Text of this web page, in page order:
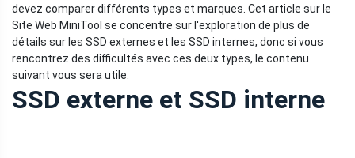
devez comparer différents types et marques. Cet article sur le
Site Web MiniTool se concentre sur l'exploration de plus de
détails sur les SSD externes et les SSD internes, donc si vous
rencontrez des difficultés avec ces deux types, le contenu
suivant vous sera utile.
SSD externe et SSD interne